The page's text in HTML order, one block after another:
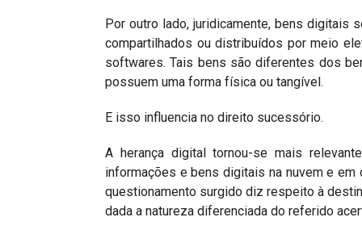
Por outro lado, juridicamente, bens digitais
compartilhados ou distribuídos por meio
softwares. Tais bens são diferentes dos
possuem uma forma física ou tangível.
E isso influencia no direito sucessório.
A herança digital tornou-se mais
informações e bens digitais na nuvem e
questionamento surgido diz respeito à
dada a natureza diferenciada do referido